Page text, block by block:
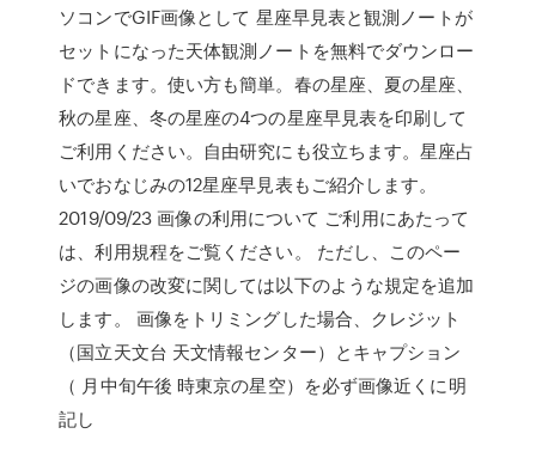
ソコンでGIF画像として 星座早見表と観測ノートが
セットになった天体観測ノートを無料でダウンロー
ドできます。使い方も簡単。春の星座、夏の星座、
秋の星座、冬の星座の4つの星座早見表を印刷して
ご利用ください。自由研究にも役立ちます。星座占
いでおなじみの12星座早見表もご紹介します。
2019/09/23 画像の利用について ご利用にあたって
は、利用規程をご覧ください。 ただし、このペー
ジの画像の改変に関しては以下のような規定を追加
します。 画像をトリミングした場合、クレジット
（国立天文台 天文情報センター）とキャプション
（ 月中旬午後 時東京の星空）を必ず画像近くに明
記し